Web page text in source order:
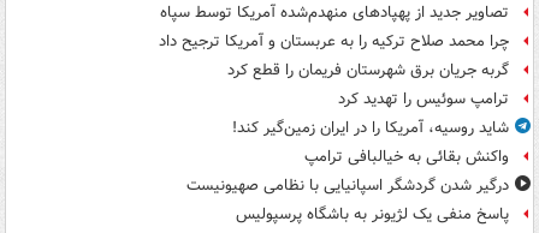
تصاویر جدید از پهپادهای منهدم‌شده آمریکا توسط سپاه
چرا محمد صلاح ترکیه را به عربستان و آمریکا ترجیح داد
گربه جریان برق شهرستان فریمان را قطع کرد
ترامپ سوئیس را تهدید کرد
شاید روسیه، آمریکا را در ایران زمین‌گیر کند!
واکنش بقائی به خیالبافی ترامپ
درگیر شدن گردشگر اسپانیایی با نظامی صهیونیست
پاسخ منفی یک لژیونر به باشگاه پرسپولیس